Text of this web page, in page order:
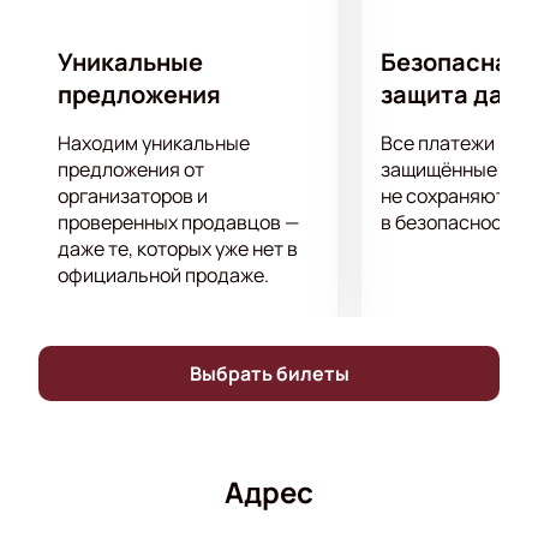
Уникальные
предложения
Находим уникальные
предложения от
организаторов и
проверенных продавцов —
даже те, которых уже нет в
официальной продаже.
Безопасная
защита
Все платежи
защищённые
не сохраняются
в безопасности.
Выбрать билеты
Адрес